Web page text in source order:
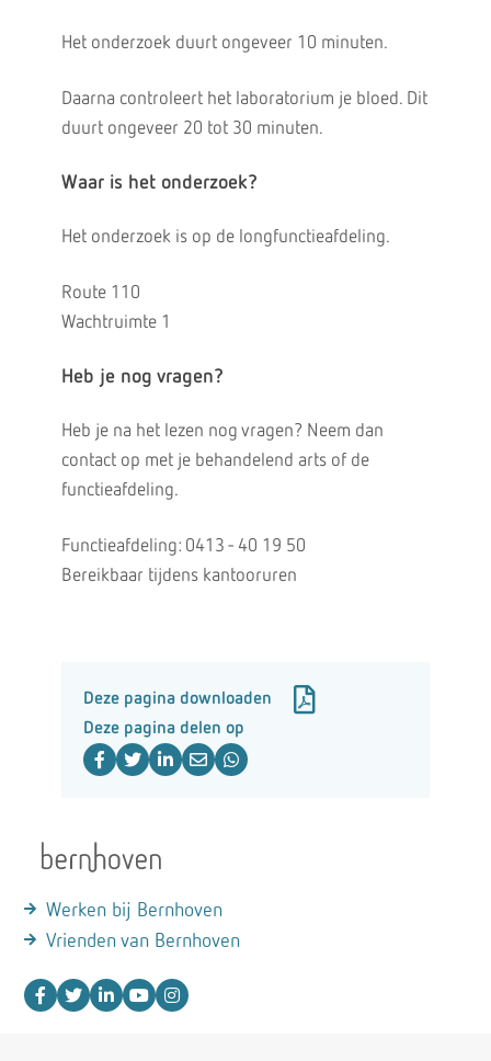
Het onderzoek duurt ongeveer 10 minuten.
Daarna controleert het laboratorium je bloed. Dit
duurt ongeveer 20 tot 30 minuten.
Waar is het onderzoek?
Het onderzoek is op de longfunctieafdeling.
Route 110
Wachtruimte 1
Heb je nog vragen?
Heb je na het lezen nog vragen? Neem dan
contact op met je behandelend arts of de
functieafdeling.
Functieafdeling: 0413 - 40 19 50
Bereikbaar tijdens kantooruren
Deze pagina downloaden
Deze pagina delen op
Werken bij Bernhoven
Vrienden van Bernhoven